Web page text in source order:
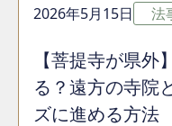
2026年5月15日 法
【菩提寺が県外
る？遠方の寺院
ズに進める方法